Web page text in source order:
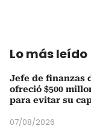
Lo más leído
Jefe de finanzas
ofreció $500
para evitar su
07/08/2026